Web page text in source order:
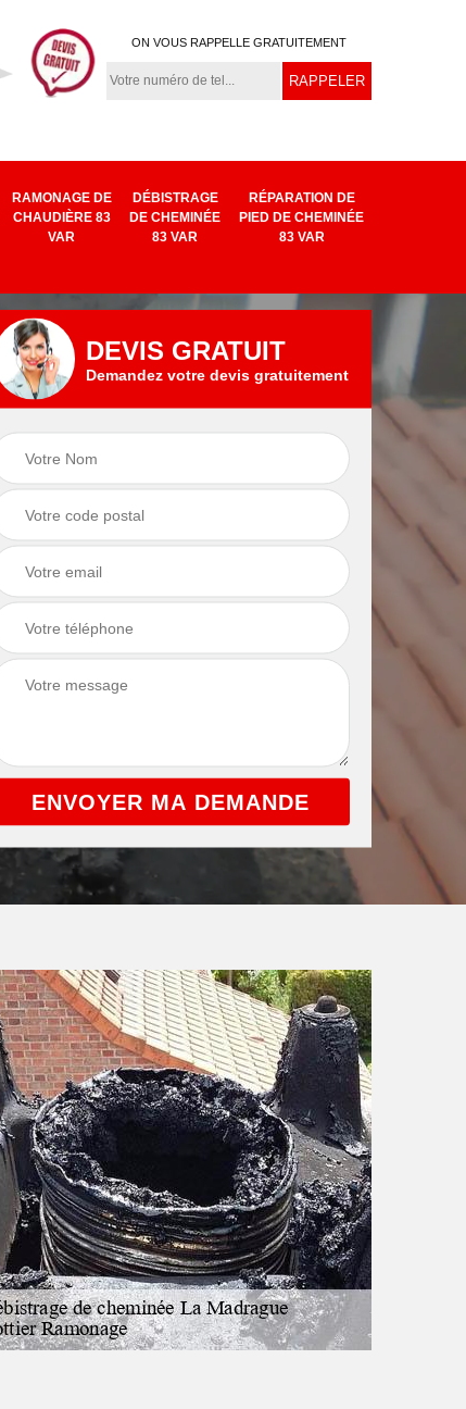
ON VOUS RAPPELLE GRATUITEMENT
RAMONAGE DE
CHAUDIÈRE 83
VAR
DÉBISTRAGE
DE CHEMINÉE
83 VAR
RÉPARATION DE
PIED DE CHEMINÉE
83 VAR
cheminée 83 Var
Réparation de
cheminée 83 Var
DEVIS GRATUIT
Demandez votre devis gratuitement